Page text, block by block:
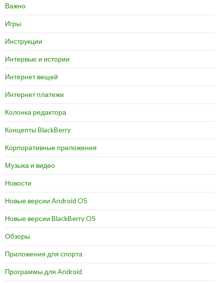
Важно
Игры
Инструкции
Интервью и истории
Интернет вещей
Интернет платежи
Колонка редактора
Концепты BlackBerry
Корпоративные приложения
Музыка и видео
Новости
Новые версии Android OS
Новые версии BlackBerry OS
Обзоры
Приложения для спорта
Программы для Android